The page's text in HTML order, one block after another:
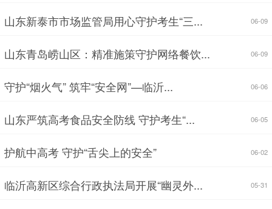
山东新泰市市场监管局用心守护考生“三... 06-09
山东青岛崂山区：精准施策守护网络餐饮... 06-09
守护“烟火气” 筑牢“安全网”—临沂... 06-06
山东严筑高考食品安全防线 守护考生“... 06-05
护航中高考 守护“舌尖上的安全” 06-02
临沂高新区综合行政执法局开展“幽灵外... 05-31